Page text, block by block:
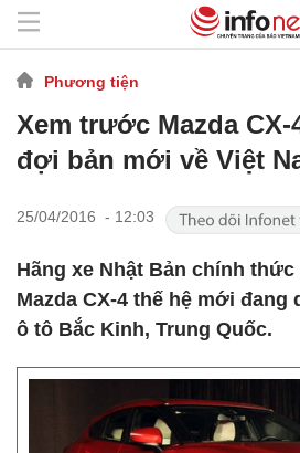
Phương tiện
Xem trước Mazda CX-
đợi bản mới về Việt
25/04/2016 - 12:03
Hãng xe Nhật Bản chính
Mazda CX-4 thế hệ mới đang
ô tô Bắc Kinh, Trung Quốc.